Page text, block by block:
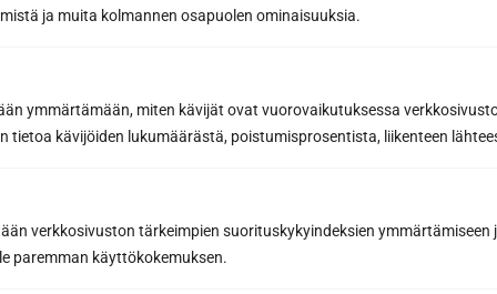
ja muita kolmannen osapuolen ominaisuuksia.
ymmärtämään, miten kävijät ovat vuorovaikutuksessa
tietoa kävijöiden lukumäärästä, poistumisprosentista, liikenteen
verkkosivuston tärkeimpien suorituskykyindeksien ymmärtämiseen
paremman käyttökokemuksen.
virheet – Suojaa puupinnat liialliselta
kosteudelta ja vääriltä kemikaaleilta